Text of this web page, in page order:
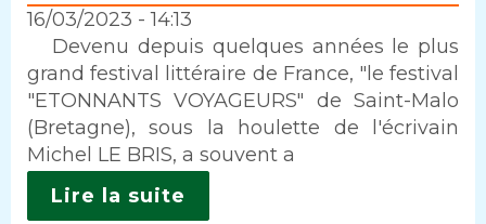
16/03/2023 - 14:13
Intro
Devenu depuis quelques années le plus
grand festival littéraire de France, "le festival
"ETONNANTS VOYAGEURS" de Saint-Malo
(Bretagne), sous la houlette de l'écrivain
Michel LE BRIS, a souvent a
Lire la suite